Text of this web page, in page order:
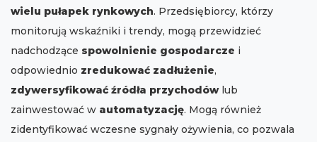
wielu pułapek rynkowych. Przedsiębiorcy, którzy
monitorują wskaźniki i trendy, mogą przewidzieć
nadchodzące spowolnienie gospodarcze i
odpowiednio zredukować zadłużenie,
zdywersyfikować źródła przychodówlub
zainwestować w automatyzację. Mogą również
zidentyfikować wczesne sygnały ożywienia, co pozwala